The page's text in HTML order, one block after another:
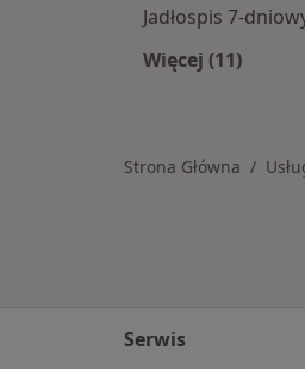
Jadłospis 7-
Więcej (11)
Strona Główna
Serwis